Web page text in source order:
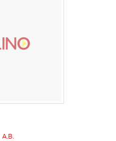
A.B.